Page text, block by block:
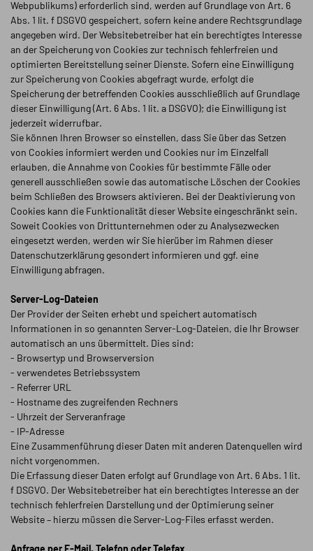
Webpublikums) erforderlich sind, werden auf Grundlage von Art. 6
Abs. 1 lit. f DSGVO gespeichert, sofern keine andere Rechtsgrundlage
angegeben wird. Der Websitebetreiber hat ein berechtigtes Interesse
an der Speicherung von Cookies zur technisch fehlerfreien und
optimierten Bereitstellung seiner Dienste. Sofern eine Einwilligung
zur Speicherung von Cookies abgefragt wurde, erfolgt die
Speicherung der betreffenden Cookies ausschließlich auf Grundlage
dieser Einwilligung (Art. 6 Abs. 1 lit. a DSGVO); die Einwilligung ist
jederzeit widerrufbar.
Sie können Ihren Browser so einstellen, dass Sie über das Setzen
von Cookies informiert werden und Cookies nur im Einzelfall
erlauben, die Annahme von Cookies für bestimmte Fälle oder
generell ausschließen sowie das automatische Löschen der Cookies
beim Schließen des Browsers aktivieren. Bei der Deaktivierung von
Cookies kann die Funktionalität dieser Website eingeschränkt sein.
Soweit Cookies von Drittunternehmen oder zu Analysezwecken
eingesetzt werden, werden wir Sie hierüber im Rahmen dieser
Datenschutzerklärung gesondert informieren und ggf. eine
Einwilligung abfragen.
Server-Log-Dateien
Der Provider der Seiten erhebt und speichert automatisch
Informationen in so genannten Server-Log-Dateien, die Ihr Browser
automatisch an uns übermittelt. Dies sind:
- Browsertyp und Browserversion
- verwendetes Betriebssystem
- Referrer URL
- Hostname des zugreifenden Rechners
- Uhrzeit der Serveranfrage
- IP-Adresse
Eine Zusammenführung dieser Daten mit anderen Datenquellen wird
nicht vorgenommen.
Die Erfassung dieser Daten erfolgt auf Grundlage von Art. 6 Abs. 1 lit.
f DSGVO. Der Websitebetreiber hat ein berechtigtes Interesse an der
technisch fehlerfreien Darstellung und der Optimierung seiner
Website – hierzu müssen die Server-Log-Files erfasst werden.
Anfrage per E-Mail, Telefon oder Telefax